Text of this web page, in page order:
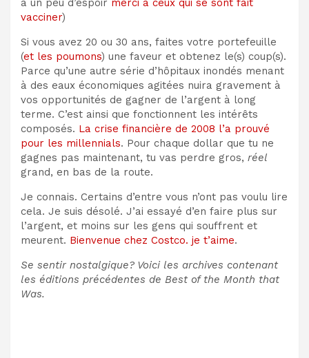
vacciner)
Si vous avez 20 ou 30 ans, faites votre portefeuille
(et les poumons) une faveur et obtenez le(s) coup(s).
Parce qu’une autre série d’hôpitaux inondés menant
à des eaux économiques agitées nuira gravement à
vos opportunités de gagner de l’argent à long
terme. C’est ainsi que fonctionnent les intérêts
composés. La crise financière de 2008 l’a prouvé
pour les millennials. Pour chaque dollar que tu ne
gagnes pas maintenant, tu vas perdre gros, réel
grand, en bas de la route.
Je connais. Certains d’entre vous n’ont pas voulu lire
cela. Je suis désolé. J’ai essayé d’en faire plus sur
l’argent, et moins sur les gens qui souffrent et
meurent. Bienvenue chez Costco. je t’aime.
Se sentir nostalgique? Voici les archives contenant
les éditions précédentes de Best of the Month that
Was.